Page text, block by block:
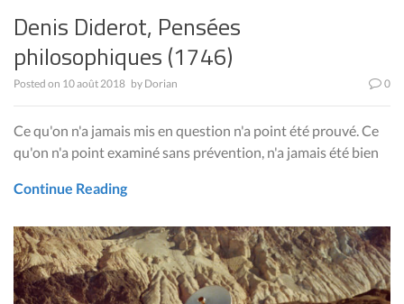
Denis Diderot, Pensées
philosophiques (1746)
Posted on 10 août 2018 by Dorian 0
Ce qu'on n'a jamais mis en question n'a point été prouvé. Ce
qu'on n'a point examiné sans prévention, n'a jamais été bien
Continue Reading